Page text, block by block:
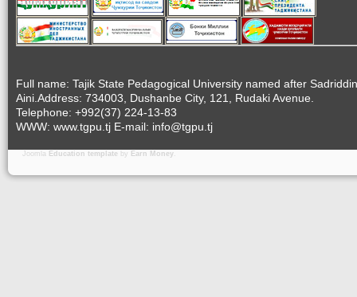
Full name: Tajik State Pedagogical University named after Sadriddin
Aini.Address: 734003, Dushanbe City, 121, Rudaki Avenue.
Telephone: +992(37) 224-13-83
WWW: www.tgpu.tj E-mail: info@tgpu.tj
Joomla Education template by Earn Money.